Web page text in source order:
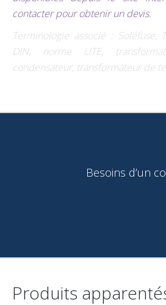
contacter pour obtenir un devis.
Terminologie associé : Soléfuse,
DIN, norme UTE,
condensateur, transformateur de
Besoins d’un
Produits